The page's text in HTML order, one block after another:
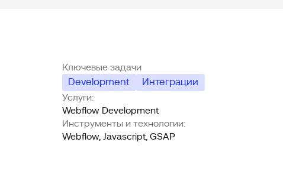
Ключевые задачи
Development Интеграции
Услуги:
Webflow Development
Инструменты и технологии:
Webflow, Javascript, GSAP